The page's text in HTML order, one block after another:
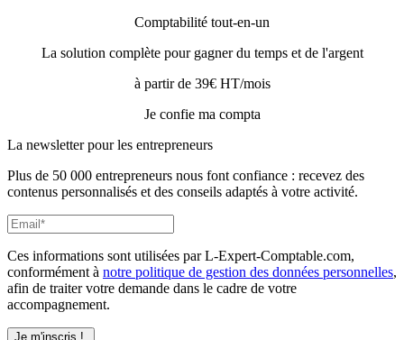
Comptabilité tout-en-un
La solution complète pour gagner du temps et de l'argent
à partir de 39€ HT/mois
Je confie ma compta
La newsletter pour les entrepreneurs
Plus de 50 000 entrepreneurs nous font confiance : recevez des
contenus personnalisés et des conseils adaptés à votre activité.
Ces informations sont utilisées par L-Expert-Comptable.com,
conformément à notre politique de gestion des données personnelles,
afin de traiter votre demande dans le cadre de votre
accompagnement.